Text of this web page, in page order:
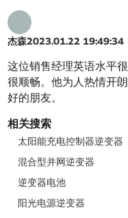
杰森2023.01.22 19:49:34
这位销售经理英语水平
很顺畅。他为人热情开
好的朋友。
相关搜索
太阳能充电控制器逆变器
混合型并网逆变器
逆变器电池
阳光电源逆变器